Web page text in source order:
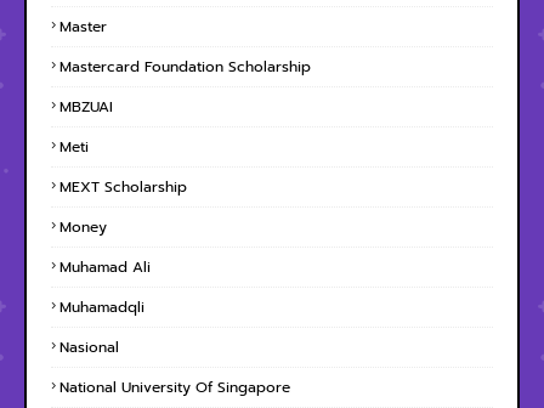
Master
Mastercard Foundation Scholarship
MBZUAI
Meti
MEXT Scholarship
Money
Muhamad Ali
Muhamadqli
Nasional
National University Of Singapore